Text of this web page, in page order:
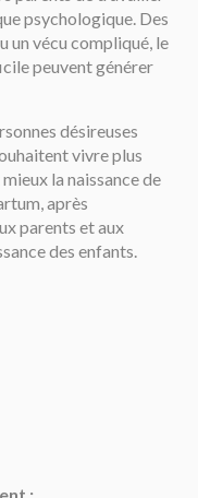
psychologique. Des
un vécu compliqué, le
peuvent générer
désireuses
vivre plus
la naissance de
après
parents et aux
des enfants.